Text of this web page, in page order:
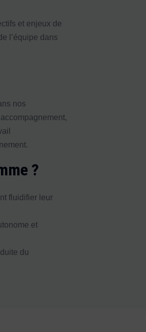
et enjeux de
l’équipe dans
nos
?
fluidifier leur
et
du